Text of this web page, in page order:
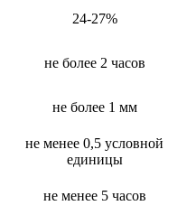
24-27%
не более 2 часов
не более 1 мм
не менее 0,5 условной
единицы
не менее 5 часов